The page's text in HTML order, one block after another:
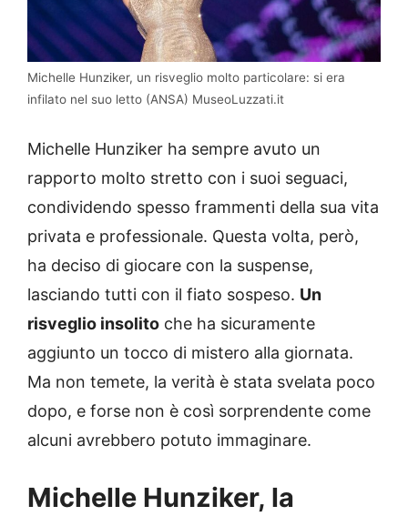
Michelle Hunziker, un risveglio molto particolare: si era
infilato nel suo letto (ANSA) MuseoLuzzati.it
Michelle Hunziker ha sempre avuto un
rapporto molto stretto con i suoi seguaci,
condividendo spesso frammenti della sua vita
privata e professionale. Questa volta, però,
ha deciso di giocare con la suspense,
lasciando tutti con il fiato sospeso. Un
risveglio insolito che ha sicuramente
aggiunto un tocco di mistero alla giornata.
Ma non temete, la verità è stata svelata poco
dopo, e forse non è così sorprendente come
alcuni avrebbero potuto immaginare.
Michelle Hunziker, la